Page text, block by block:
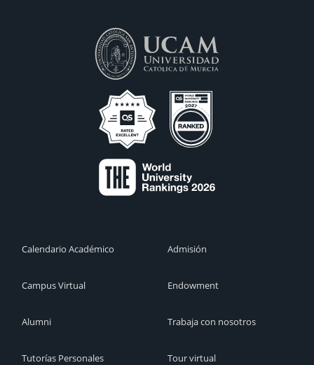
Calendario Académico
Campus Virtual
Alumni
Tutorías Personales
Admisión
Endowment
Trabaja con nosotros
Tour virtual